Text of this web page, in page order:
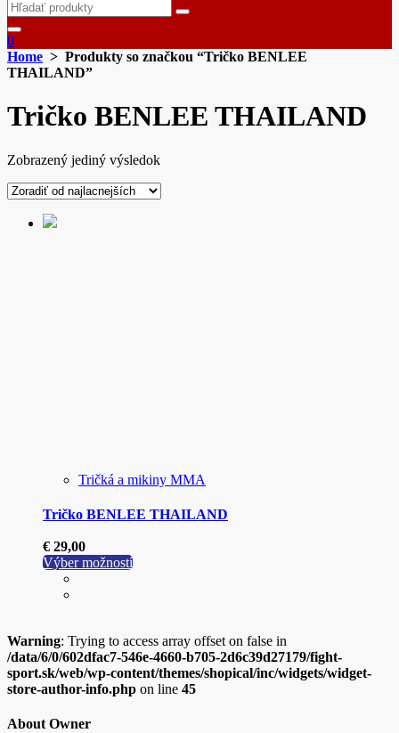
Search
for:
0
Home > Produkty so značkou “Tričko BENLEE
THAILAND”
Tričko BENLEE THAILAND
Zobrazený jediný výsledok
Tričká a mikiny MMA
Tričko BENLEE THAILAND
€ 29,00
Výber možnostíTento
Možnosti
si
môžete
vybrať
Warning: Trying to access array offset on false in
/data/6/0/602dfac7-546e-4660-b705-2d6c39d27179/fight-
sport.sk/web/wp-content/themes/shopical/inc/widgets/widget-
store-author-info.php on line 45
About Owner